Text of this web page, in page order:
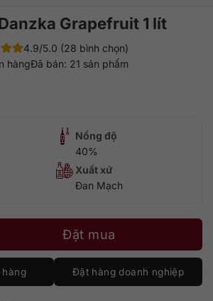
Grapefruit 1 lít
4.9/5.0 (28 bình chọn)
Đã bán: 21 sản phẩm
hàng
Nồng độ
40%
Xuất xứ
Đan Mạch
1 lít số lượng
Đặt mua
Đặt hàng doanh nghiệp